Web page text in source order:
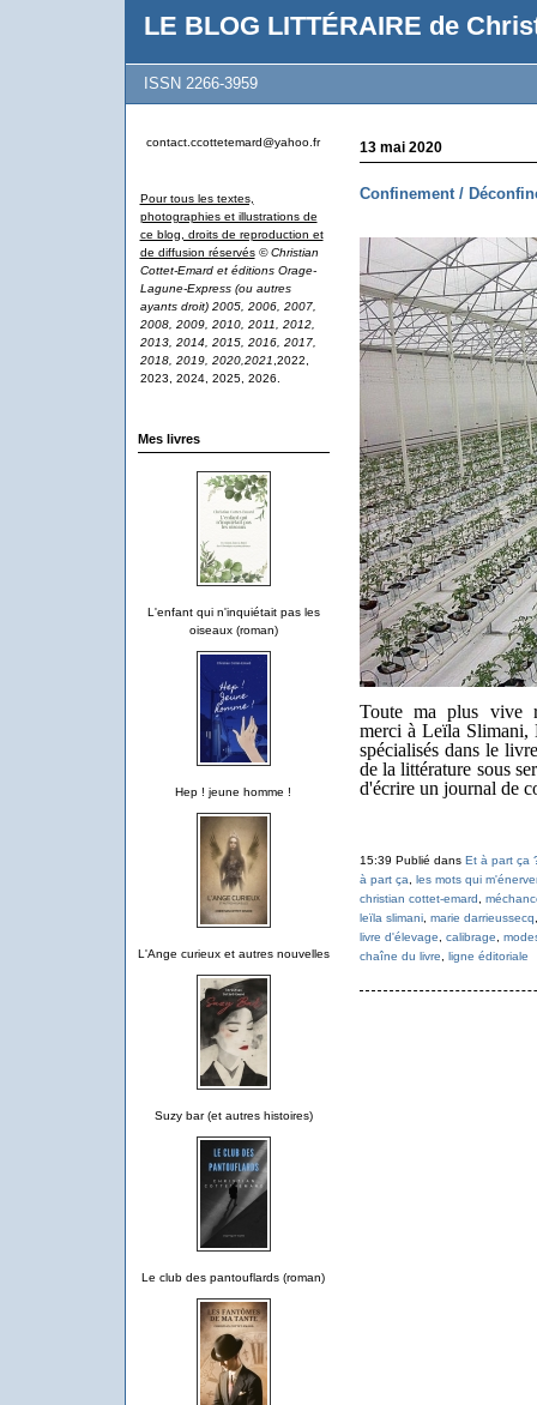
LE BLOG LITTÉRAIRE de
ISSN 2266-3959
contact.ccottetemard@yahoo.fr
Pour tous les textes,
photographies et illustrations de
ce blog, droits de reproduction et
de diffusion réservés © Christian
Cottet-Emard et éditions Orage-
Lagune-Express (ou autres
ayants droit) 2005, 2006, 2007,
2008, 2009, 2010, 2011, 2012,
2013, 2014, 2015, 2016, 2017,
2018, 2019, 2020,2021 ,2022,
2023, 2024, 2025, 2026.
Mes livres
L'enfant qui n'inquiétait pas les
oiseaux (roman)
Hep ! jeune homme !
L'Ange curieux et autres nouvelles
Suzy bar (et autres histoires)
Le club des pantouflards (roman)
13 mai 2020
Confinement /
Toute ma plus vive
merci à Leïla Slimani,
spécialisés dans le
de la littérature sous
d'écrire un journal de
15:39 Publié dans Et à part ça
à part ça
les mots qui
christian cottet-emard
leïla slimani, marie darrieussecq
livre d'élevage
calibrage
chaîne du livre
ligne éditoriale